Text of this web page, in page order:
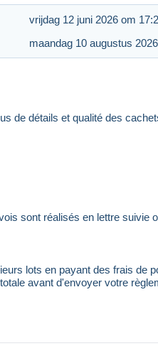
vrijdag 12 juni 2026 om
maandag 10 augustus
de détails et qualité des
sont réalisés en lettre
lots en payant des frais de
avant d'envoyer votre
disposition pour tout